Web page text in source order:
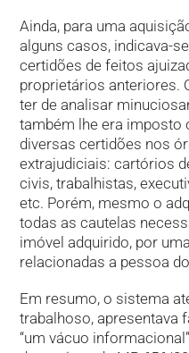
Ainda, para uma
alguns casos, indicava-
certidões de feitos
proprietários anteriores.
ter de analisar
também lhe era imposto
diversas certidões nos
extrajudiciais: cartórios
civis, trabalhistas,
etc. Porém, mesmo o
todas as cautelas
imóvel adquirido, por
relacionadas a pessoa
Em resumo, o sistema
trabalhoso, apresentava
“um vácuo